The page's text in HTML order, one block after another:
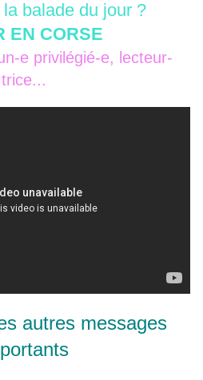
balade du jour ?
EN CORSE
e privilégié-e, lecteur-
trice...
autres messages